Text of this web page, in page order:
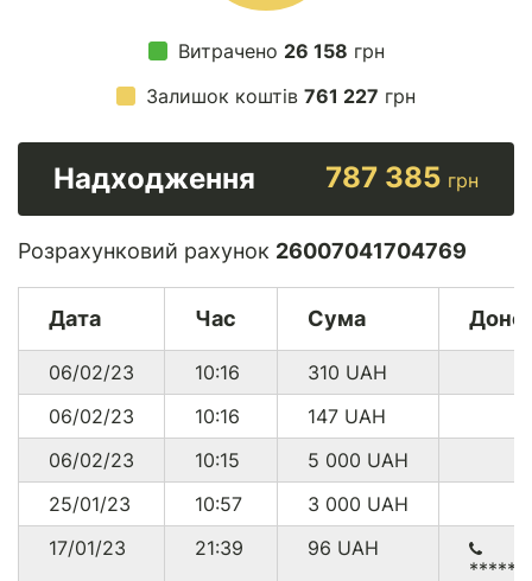
Витрачено 26 158 грн
Залишок коштів 761 227 грн
Надходження 787 385 грн
Розрахунковий рахунок 26007041704769
Дата Час Сума
06/02/23 10:16 310 UAH
06/02/23
10:16 147 UAH
06/02/23
10:15 5 000 UAH
25/01/23
10:57 3 000 UAH
17/01/23
21:39 96 UAH